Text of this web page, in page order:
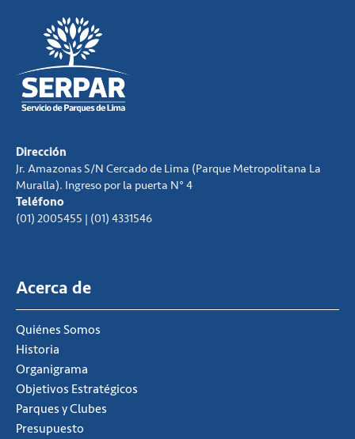
Dirección
Jr. Amazonas S/N Cercado de Lima (Parque Metropolitana La
Muralla). Ingreso por la puerta N° 4
Teléfono
(01) 2005455 | (01) 4331546
Acerca de
Quiénes Somos
Historia
Organigrama
Objetivos Estratégicos
Parques y Clubes
Presupuesto